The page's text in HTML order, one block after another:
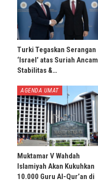
Turki Tegaskan Serangan
‘Israel’ atas Suriah Ancam
Stabilitas &…
AGENDA UMAT
Muktamar V Wahdah
Islamiyah Akan Kukuhkan
10.000 Guru Al-Qur’an di